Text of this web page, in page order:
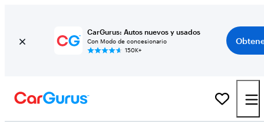
CarGurus: Autos nuevos y usados
Con Modo de concesionario
150K+